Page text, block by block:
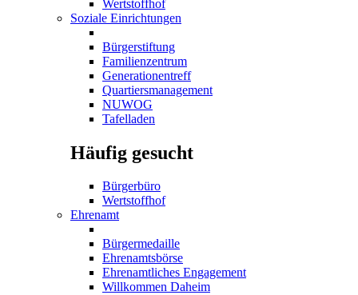
Wertstoffhof
Soziale Einrichtungen
Bürgerstiftung
Familienzentrum
Generationentreff
Quartiersmanagement
NUWOG
Tafelladen
Häufig gesucht
Bürgerbüro
Wertstoffhof
Ehrenamt
Bürgermedaille
Ehrenamtsbörse
Ehrenamtliches Engagement
Willkommen Daheim